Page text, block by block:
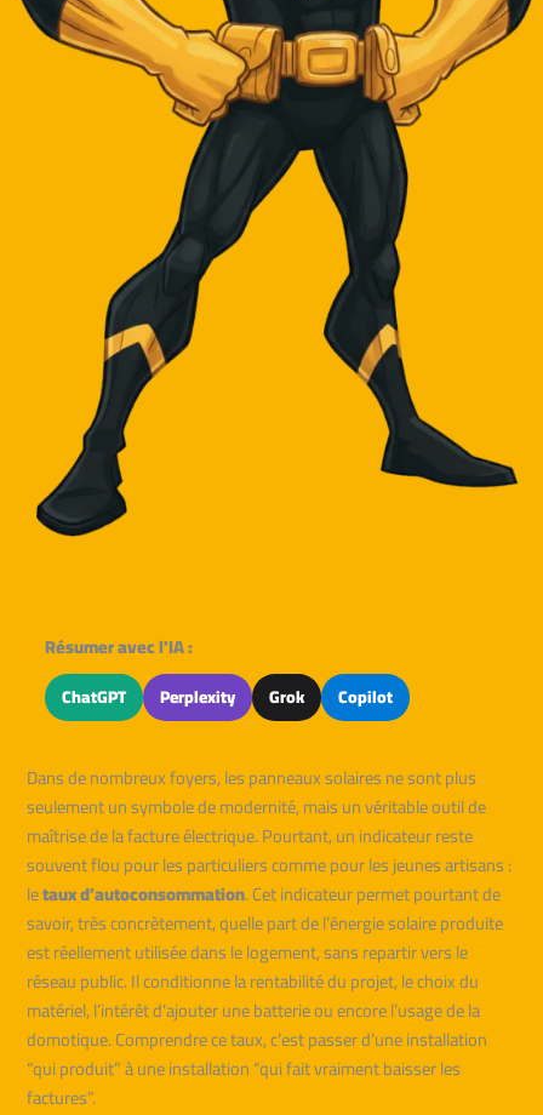
Résumer avec l'IA :
ChatGPT Perplexity Grok Copilot
Dans de nombreux foyers, les panneaux solaires ne sont plus
seulement un symbole de modernité, mais un véritable outil de
maîtrise de la facture électrique. Pourtant, un indicateur reste
souvent flou pour les particuliers comme pour les jeunes artisans :
letaux d’autoconsommation. Cet indicateur permet pourtant de
savoir, très concrètement, quelle part de l’énergie solaire produite
est réellement utilisée dans le logement, sans repartir vers le
réseau public. Il conditionne la rentabilité du projet, le choix du
matériel, l’intérêt d’ajouter une batterie ou encore l’usage de la
domotique. Comprendre ce taux, c’est passer d’une installation
“qui produit” à une installation “qui fait vraiment baisser les
factures”.